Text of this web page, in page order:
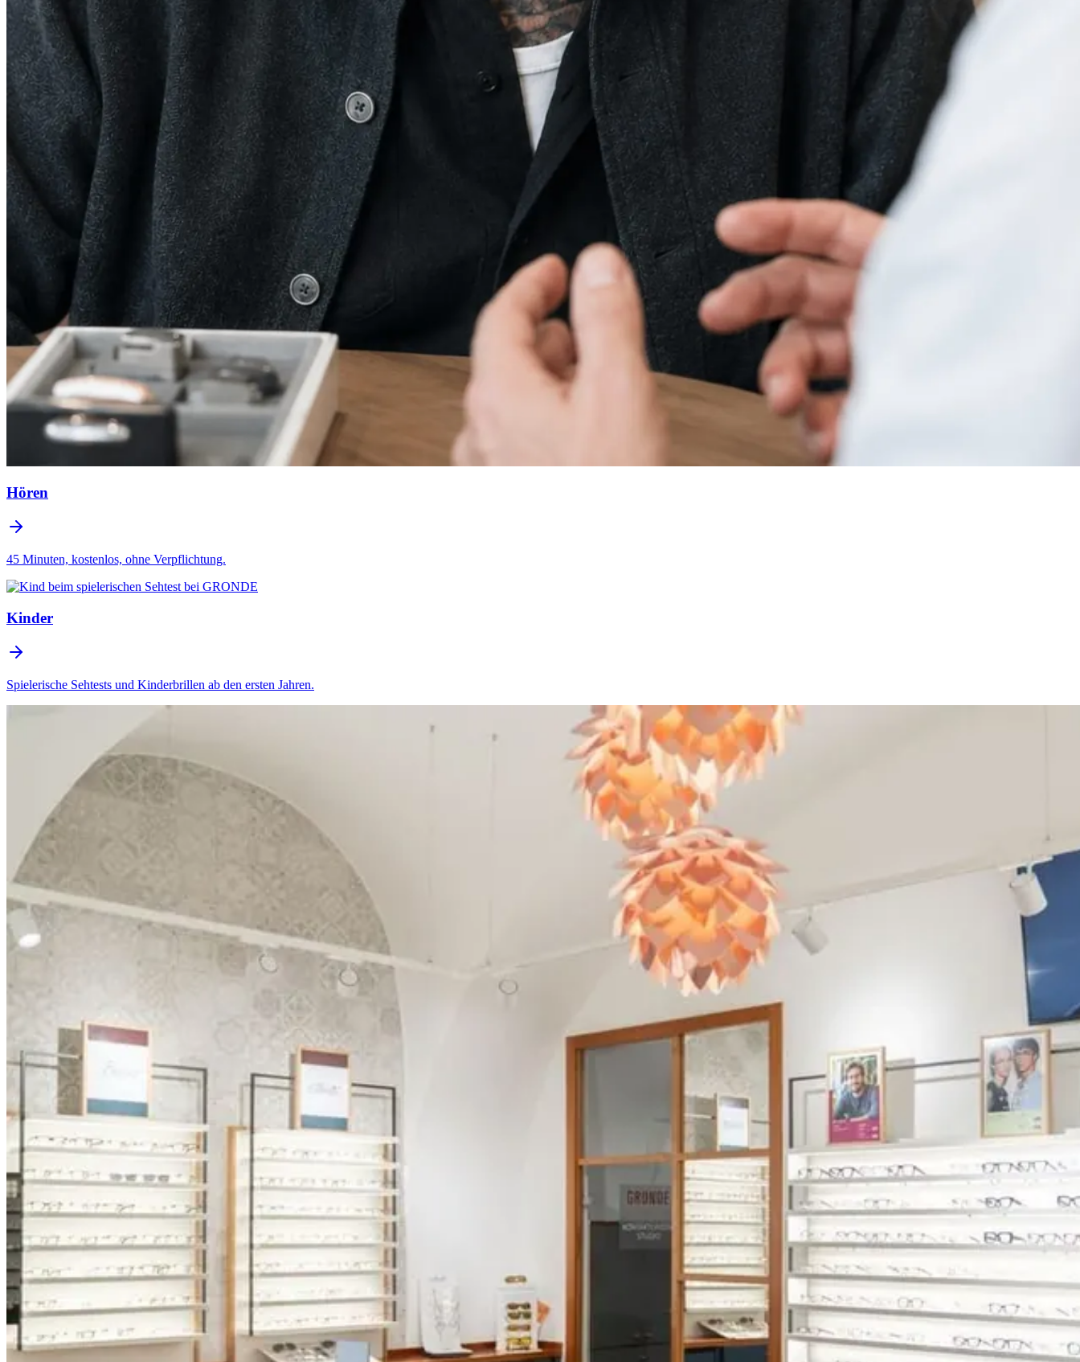
Hören
45 Minuten, kostenlos, ohne Verpflichtung.
Kinder
Spielerische Sehtests und Kinderbrillen ab den ersten Jahren.